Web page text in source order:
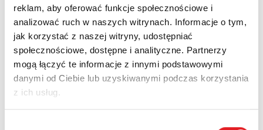
reklam, aby oferować funkcje społecznościowe i
analizować ruch w naszych witrynach. Informacje o tym,
jak korzystać z naszej witryny, udostępniać
społecznościowe, dostępne i analityczne. Partnerzy
mogą łączyć te informacje z innymi podstawowymi
danymi od Ciebie lub uzyskiwanymi podczas korzystania
z ich usług.
Imię i nazwisko: *
Adres e-mail: *